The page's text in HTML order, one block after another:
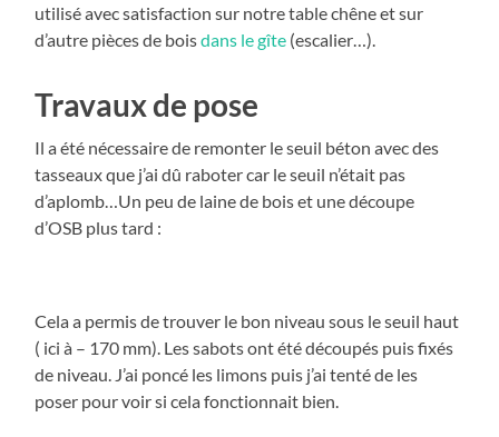
utilisé avec satisfaction sur notre table chêne et sur
d’autre pièces de boisdans le gîte (escalier…).
Travaux de pose
Il a été nécessaire de remonter le seuil béton avec des
tasseaux que j’ai dû raboter car le seuil n’était pas
d’aplomb…Un peu de laine de bois et une découpe
d’OSB plus tard :
Cela a permis de trouver le bon niveau sous le seuil haut
( ici à – 170 mm). Les sabots ont été découpés puis fixés
de niveau. J’ai poncé les limons puis j’ai tenté de les
poser pour voir si cela fonctionnait bien.